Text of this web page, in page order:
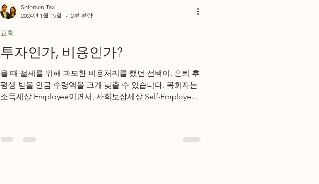
투자인가, 비용인가?
을 때 절세를 위해 과도한 비용처리를 했던 선택이, 은퇴 후
평생 받을 연금 수령액을 크게 낮출 수 있습니다. 목회자는
소득세상 Employee이면서, 사회보장세상 Self-Employed
습니다. 세금보고 비용은 단순한 지출이 아니라, 든든한 노
후를 위한 투자입니다. 지금의 절세 전략이 미래의 연금 수
교회
Solomon Tax
2024년 1월 19일
2분 분량